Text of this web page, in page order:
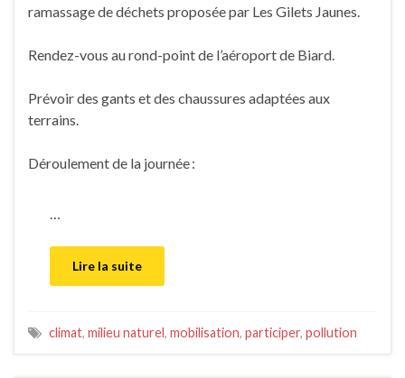
ramassage de déchets proposée par Les Gilets Jaunes.
Rendez-vous au rond-point de l’aéroport de Biard.
Prévoir des gants et des chaussures adaptées aux
terrains.
Déroulement de la journée :
…
Lire la suite
climat, milieu naturel, mobilisation, participer, pollution